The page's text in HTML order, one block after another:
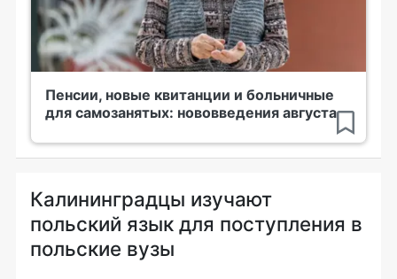
Пенсии, новые квитанции и больничные
для самозанятых: нововведения августа
Калининградцы изучают
польский язык для поступления в
польские вузы